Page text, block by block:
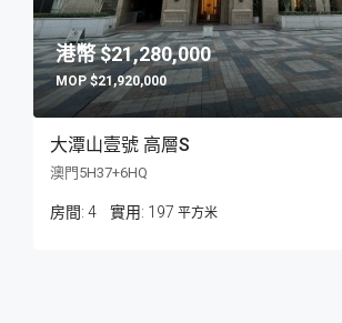
$21,280,000
$21,920,000
大潭山壹號 高層S
澳門5H37+6HQ
房間: 4 197 平方米